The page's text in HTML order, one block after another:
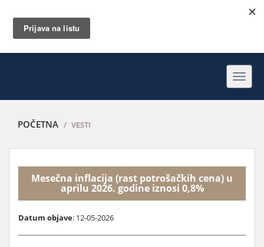
POČETNA VESTI
Mesečna inflacija (rast potrošačkih cena) u
aprilu 2026. godine iznosi 0,8%
Datum objave: 12-05-2026